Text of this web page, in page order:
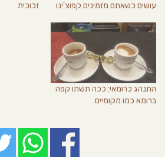
עושים כשאתם מזמינים קפוצ'ינו
זכוכית
התנהג כרומאי: ככה תשתו קפה
ברומא כמו מקומיים